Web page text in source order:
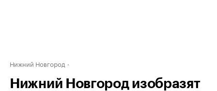
Нижний Новгород
Нижний Новгород изобразят